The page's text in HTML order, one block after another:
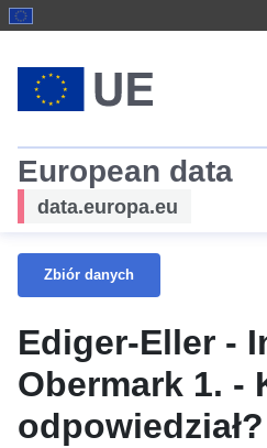
European data
data.europa.eu
Zbiór danych
Ediger-Eller -
Obermark 1. -
odpowiedział?